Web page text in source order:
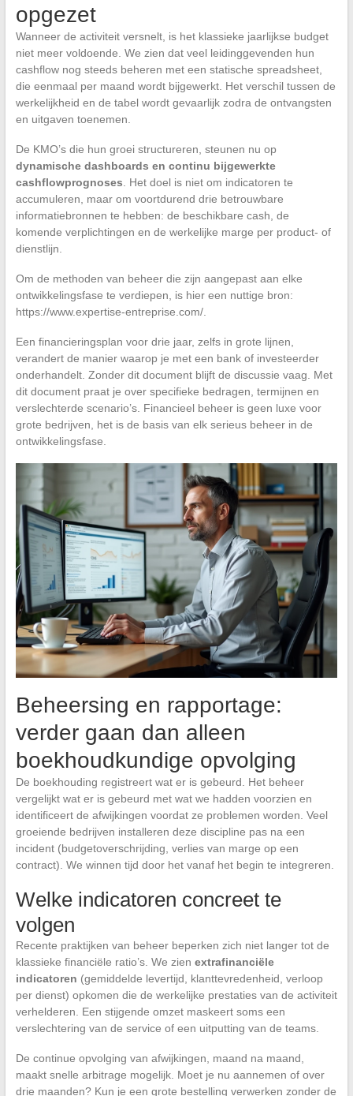
opgezet
Wanneer de activiteit versnelt, is het klassieke jaarlijkse budget
niet meer voldoende. We zien dat veel leidinggevenden hun
cashflow nog steeds beheren met een statische spreadsheet,
die eenmaal per maand wordt bijgewerkt. Het verschil tussen de
werkelijkheid en de tabel wordt gevaarlijk zodra de ontvangsten
en uitgaven toenemen.
De KMO’s die hun groei structureren, steunen nu op
dynamische dashboards en continu bijgewerkte
cashflowprognoses . Het doel is niet om indicatoren te
accumuleren, maar om voortdurend drie betrouwbare
informatiebronnen te hebben: de beschikbare cash, de
komende verplichtingen en de werkelijke marge per product- of
dienstlijn.
Om de methoden van beheer die zijn aangepast aan elke
ontwikkelingsfase te verdiepen, is hier een nuttige bron:
https://www.expertise-entreprise.com/.
Een financieringsplan voor drie jaar, zelfs in grote lijnen,
verandert de manier waarop je met een bank of investeerder
onderhandelt. Zonder dit document blijft de discussie vaag. Met
dit document praat je over specifieke bedragen, termijnen en
verslechterde scenario’s. Financieel beheer is geen luxe voor
grote bedrijven, het is de basis van elk serieus beheer in de
ontwikkelingsfase.
Beheersing en rapportage:
verder gaan dan alleen
boekhoudkundige opvolging
De boekhouding registreert wat er is gebeurd. Het beheer
vergelijkt wat er is gebeurd met wat we hadden voorzien en
identificeert de afwijkingen voordat ze problemen worden. Veel
groeiende bedrijven installeren deze discipline pas na een
incident (budgetoverschrijding, verlies van marge op een
contract). We winnen tijd door het vanaf het begin te integreren.
Welke indicatoren concreet te
volgen
Recente praktijken van beheer beperken zich niet langer tot de
klassieke financiële ratio’s. We zien extrafinanciële
indicatoren (gemiddelde levertijd, klanttevredenheid, verloop
per dienst) opkomen die de werkelijke prestaties van de activiteit
verhelderen. Een stijgende omzet maskeert soms een
verslechtering van de service of een uitputting van de teams.
De continue opvolging van afwijkingen, maand na maand,
maakt snelle arbitrage mogelijk. Moet je nu aannemen of over
drie maanden? Kun je een grote bestelling verwerken zonder de